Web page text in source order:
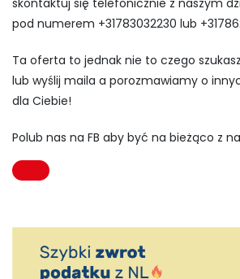
skontaktuj się telefonicznie z naszym
pod numerem +31783032230 lub
Ta oferta to jednak nie to czego
lub wyślij maila a porozmawiamy o
dla Ciebie!
Polub nas na FB aby być na bieżąco z